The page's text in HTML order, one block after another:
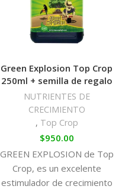
Green Explosion Top Crop
250ml + semilla de regalo
NUTRIENTES DE
CRECIMIENTO
, Top Crop
$950.00
GREEN EXPLOSION de Top
Crop, es un excelente
estimulador de crecimiento